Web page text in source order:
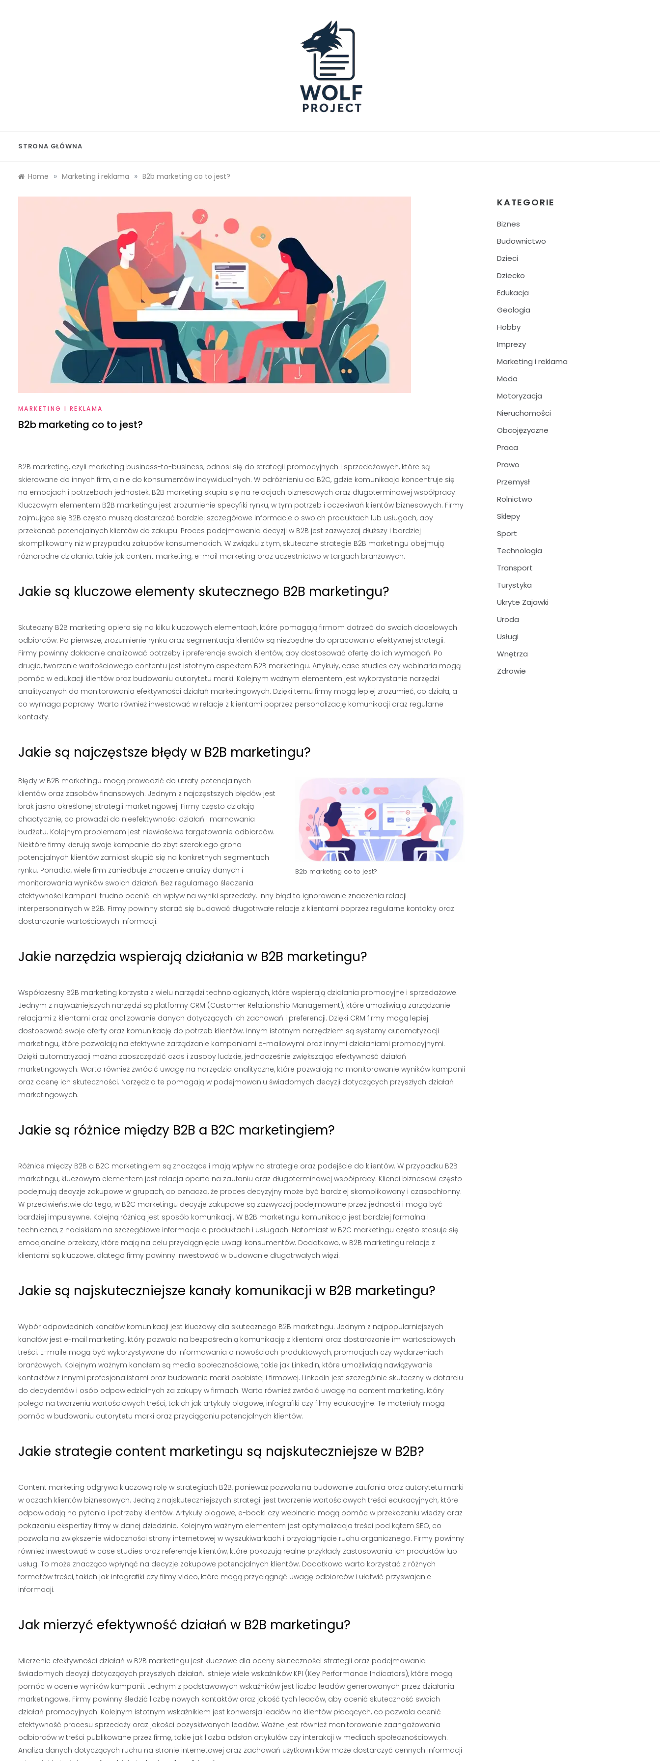
STRONA GŁÓWNA
Home » Marketing i reklama » B2b marketing co to jest?
MARKETING I REKLAMA
B2b marketing co to jest?
B2B marketing, czyli marketing business-to-business, odnosi się do strategii promocyjnych i sprzedażowych, które są
skierowane do innych firm, a nie do konsumentów indywidualnych. W odróżnieniu od B2C, gdzie komunikacja koncentruje się
na emocjach i potrzebach jednostek, B2B marketing skupia się na relacjach biznesowych oraz długoterminowej współpracy.
Kluczowym elementem B2B marketingu jest zrozumienie specyfiki rynku, w tym potrzeb i oczekiwań klientów biznesowych. Firmy
zajmujące się B2B często muszą dostarczać bardziej szczegółowe informacje o swoich produktach lub usługach, aby
przekonać potencjalnych klientów do zakupu. Proces podejmowania decyzji w B2B jest zazwyczaj dłuższy i bardziej
skomplikowany niż w przypadku zakupów konsumenckich. W związku z tym, skuteczne strategie B2B marketingu obejmują
różnorodne działania, takie jak content marketing, e-mail marketing oraz uczestnictwo w targach branżowych.
Jakie są kluczowe elementy skutecznego B2B marketingu?
Skuteczny B2B marketing opiera się na kilku kluczowych elementach, które pomagają firmom dotrzeć do swoich docelowych
odbiorców. Po pierwsze, zrozumienie rynku oraz segmentacja klientów są niezbędne do opracowania efektywnej strategii.
Firmy powinny dokładnie analizować potrzeby i preferencje swoich klientów, aby dostosować ofertę do ich wymagań. Po
drugie, tworzenie wartościowego contentu jest istotnym aspektem B2B marketingu. Artykuły, case studies czy webinaria mogą
pomóc w edukacji klientów oraz budowaniu autorytetu marki. Kolejnym ważnym elementem jest wykorzystanie narzędzi
analitycznych do monitorowania efektywności działań marketingowych. Dzięki temu firmy mogą lepiej zrozumieć, co działa, a
co wymaga poprawy. Warto również inwestować w relacje z klientami poprzez personalizację komunikacji oraz regularne
kontakty.
Jakie są najczęstsze błędy w B2B marketingu?
B2b marketing co to jest?
Błędy w B2B marketingu mogą prowadzić do utraty potencjalnych
klientów oraz zasobów finansowych. Jednym z najczęstszych błędów jest
brak jasno określonej strategii marketingowej. Firmy często działają
chaotycznie, co prowadzi do nieefektywności działań i marnowania
budżetu. Kolejnym problemem jest niewłaściwe targetowanie odbiorców.
Niektóre firmy kierują swoje kampanie do zbyt szerokiego grona
potencjalnych klientów zamiast skupić się na konkretnych segmentach
rynku. Ponadto, wiele firm zaniedbuje znaczenie analizy danych i
monitorowania wyników swoich działań. Bez regularnego śledzenia
efektywności kampanii trudno ocenić ich wpływ na wyniki sprzedaży. Inny błąd to ignorowanie znaczenia relacji
interpersonalnych w B2B. Firmy powinny starać się budować długotrwałe relacje z klientami poprzez regularne kontakty oraz
dostarczanie wartościowych informacji.
Jakie narzędzia wspierają działania w B2B marketingu?
Współczesny B2B marketing korzysta z wielu narzędzi technologicznych, które wspierają działania promocyjne i sprzedażowe.
Jednym z najważniejszych narzędzi są platformy CRM (Customer Relationship Management), które umożliwiają zarządzanie
relacjami z klientami oraz analizowanie danych dotyczących ich zachowań i preferencji. Dzięki CRM firmy mogą lepiej
dostosować swoje oferty oraz komunikację do potrzeb klientów. Innym istotnym narzędziem są systemy automatyzacji
marketingu, które pozwalają na efektywne zarządzanie kampaniami e-mailowymi oraz innymi działaniami promocyjnymi.
Dzięki automatyzacji można zaoszczędzić czas i zasoby ludzkie, jednocześnie zwiększając efektywność działań
marketingowych. Warto również zwrócić uwagę na narzędzia analityczne, które pozwalają na monitorowanie wyników kampanii
oraz ocenę ich skuteczności. Narzędzia te pomagają w podejmowaniu świadomych decyzji dotyczących przyszłych działań
marketingowych.
Jakie są różnice między B2B a B2C marketingiem?
Różnice między B2B a B2C marketingiem są znaczące i mają wpływ na strategie oraz podejście do klientów. W przypadku B2B
marketingu, kluczowym elementem jest relacja oparta na zaufaniu oraz długoterminowej współpracy. Klienci biznesowi często
podejmują decyzje zakupowe w grupach, co oznacza, że proces decyzyjny może być bardziej skomplikowany i czasochłonny.
W przeciwieństwie do tego, w B2C marketingu decyzje zakupowe są zazwyczaj podejmowane przez jednostki i mogą być
bardziej impulsywne. Kolejną różnicą jest sposób komunikacji. W B2B marketingu komunikacja jest bardziej formalna i
techniczna, z naciskiem na szczegółowe informacje o produktach i usługach. Natomiast w B2C marketingu często stosuje się
emocjonalne przekazy, które mają na celu przyciągnięcie uwagi konsumentów. Dodatkowo, w B2B marketingu relacje z
klientami są kluczowe, dlatego firmy powinny inwestować w budowanie długotrwałych więzi.
Jakie są najskuteczniejsze kanały komunikacji w B2B marketingu?
Wybór odpowiednich kanałów komunikacji jest kluczowy dla skutecznego B2B marketingu. Jednym z najpopularniejszych
kanałów jest e-mail marketing, który pozwala na bezpośrednią komunikację z klientami oraz dostarczanie im wartościowych
treści. E-maile mogą być wykorzystywane do informowania o nowościach produktowych, promocjach czy wydarzeniach
branżowych. Kolejnym ważnym kanałem są media społecznościowe, takie jak LinkedIn, które umożliwiają nawiązywanie
kontaktów z innymi profesjonalistami oraz budowanie marki osobistej i firmowej. LinkedIn jest szczególnie skuteczny w dotarciu
do decydentów i osób odpowiedzialnych za zakupy w firmach. Warto również zwrócić uwagę na content marketing, który
polega na tworzeniu wartościowych treści, takich jak artykuły blogowe, infografiki czy filmy edukacyjne. Te materiały mogą
pomóc w budowaniu autorytetu marki oraz przyciąganiu potencjalnych klientów.
Jakie strategie content marketingu są najskuteczniejsze w B2B?
Content marketing odgrywa kluczową rolę w strategiach B2B, ponieważ pozwala na budowanie zaufania oraz autorytetu marki
w oczach klientów biznesowych. Jedną z najskuteczniejszych strategii jest tworzenie wartościowych treści edukacyjnych, które
odpowiadają na pytania i potrzeby klientów. Artykuły blogowe, e-booki czy webinaria mogą pomóc w przekazaniu wiedzy oraz
pokazaniu ekspertizy firmy w danej dziedzinie. Kolejnym ważnym elementem jest optymalizacja treści pod kątem SEO, co
pozwala na zwiększenie widoczności strony internetowej w wyszukiwarkach i przyciągnięcie ruchu organicznego. Firmy powinny
również inwestować w case studies oraz referencje klientów, które pokazują realne przykłady zastosowania ich produktów lub
usług. To może znacząco wpłynąć na decyzje zakupowe potencjalnych klientów. Dodatkowo warto korzystać z różnych
formatów treści, takich jak infografiki czy filmy video, które mogą przyciągnąć uwagę odbiorców i ułatwić przyswajanie
informacji.
Jak mierzyć efektywność działań w B2B marketingu?
Mierzenie efektywności działań w B2B marketingu jest kluczowe dla oceny skuteczności strategii oraz podejmowania
świadomych decyzji dotyczących przyszłych działań. Istnieje wiele wskaźników KPI (Key Performance Indicators), które mogą
pomóc w ocenie wyników kampanii. Jednym z podstawowych wskaźników jest liczba leadów generowanych przez działania
marketingowe. Firmy powinny śledzić liczbę nowych kontaktów oraz jakość tych leadów, aby ocenić skuteczność swoich
działań promocyjnych. Kolejnym istotnym wskaźnikiem jest konwersja leadów na klientów płacących, co pozwala ocenić
efektywność procesu sprzedaży oraz jakości pozyskiwanych leadów. Ważne jest również monitorowanie zaangażowania
odbiorców w treści publikowane przez firmę, takie jak liczba odsłon artykułów czy interakcji w mediach społecznościowych.
Analiza danych dotyczących ruchu na stronie internetowej oraz zachowań użytkowników może dostarczyć cennych informacji
KATEGORIE
Biznes
Budownictwo
Dzieci
Dziecko
Edukacja
Geologia
Hobby
Imprezy
Marketing i reklama
Moda
Motoryzacja
Nieruchomości
Obcojęzyczne
Praca
Prawo
Przemysł
Rolnictwo
Sklepy
Sport
Technologia
Transport
Turystyka
Ukryte Zajawki
Uroda
Usługi
Wnętrza
Zdrowie